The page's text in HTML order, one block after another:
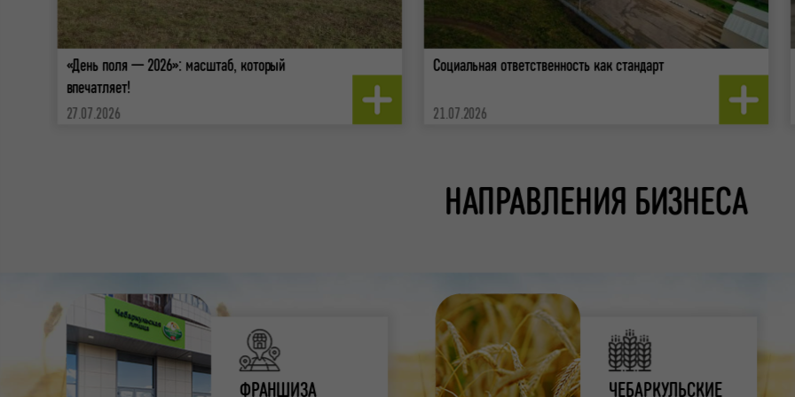
«День поля — 2026»: масштаб, который
впечатляет!
27.07.2026
Социальная ответственность как стандарт
21.07.2026
НАПРАВЛЕНИЯ БИЗНЕСА
ФРАНШИЗА ЧЕБАРКУЛЬСКИЕ